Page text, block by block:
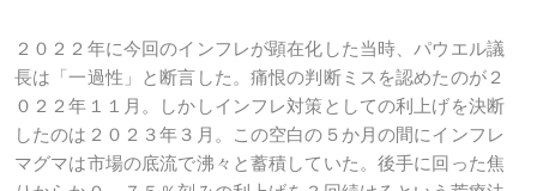
２０２２年に今回のインフレが顕在化した当時、パウエル議
長は「一過性」と断言した。痛恨の判断ミスを認めたのが２
０２２年１１月。しかしインフレ対策としての利上げを決断
したのは２０２３年３月。この空白の５か月の間にインフレ
マグマは市場の底流で沸々と蓄積していた。後手に回った焦